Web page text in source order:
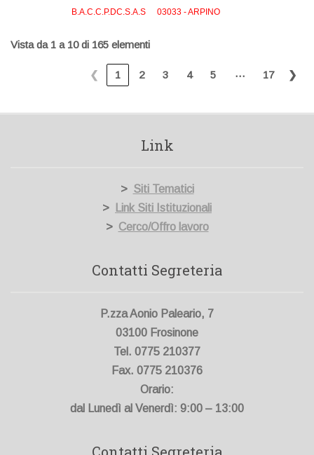
B.A.C.C.P.DC.S.A.S
03033 - ARPINO
Vista da 1 a 10 di 165 elementi
❮ 1 2 3 4 5 … 17 ❯
Link
> Siti Tematici
>
Link Siti Istituzionali
> Cerco/Offro lavoro
Contatti Segreteria
P.zza Aonio Paleario, 7
03100 Frosinone
Tel. 0775 210377
Fax. 0775 210376
Orario:
dal Lunedì al Venerdì: 9:00 – 13:00